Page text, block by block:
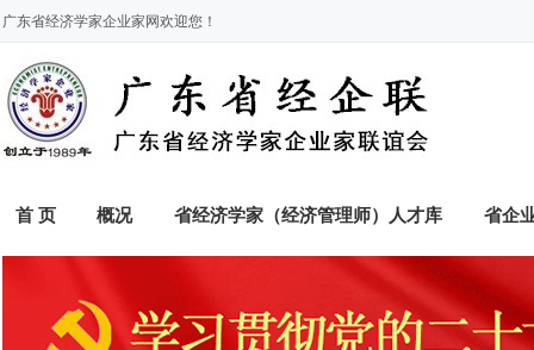
广东省经济学家企业家网欢迎您！
首 页 概况 省经济学家（经济管理师）人才库 省企